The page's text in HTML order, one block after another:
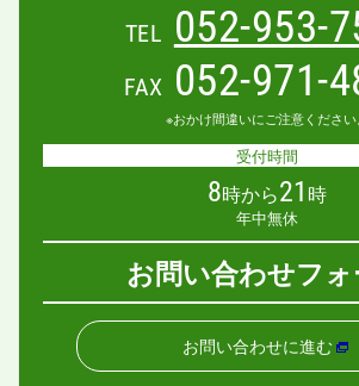
TEL 052-953-
FAX 052-971-
※おかけ間違いにご注意ください。
受付時間
8時から21 時
年中無休
お問い合わせフ
お問い合わせに進む